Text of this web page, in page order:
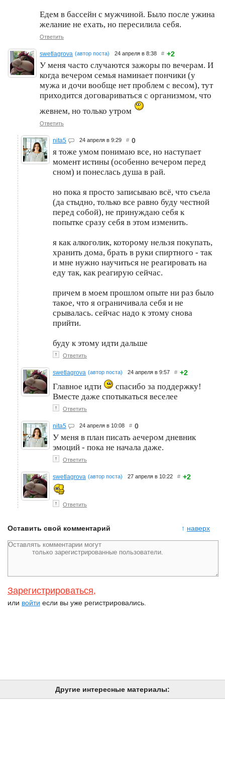
Едем в бассейн с мужчиной. Было после ужина
желание не ехать, но пересилила себя.
Ответить
swetlagrova (автор поста) 24 апреля в 8:38 # +2
У меня часто случаются зажоры по вечерам. И
когда вечером семья наминает пончики (у
мужа и дочи вообще нет проблем с весом), тут
приходится договариваться с организмом, что
жевнем, но только утром
Ответить
nita5 24 апреля в 9:29 # 0
я тоже умом понимаю все, но наступает
момент истины (особенно вечером перед
сном) и понеслась душа в рай.
но пока я просто записываю всё, что съела
(да стыдно, только все равно буду честной
перед собой), не принуждаю себя к
попытке сразу себя в этом изменить.
я как алкоголик, которому нельзя покупать,
хранить дома, брать в руки спиртного - так
и мне нужно научиться не реагировать на
еду так, как реагирую сейчас.
причем в моем прошлом опыте ни раз было
такое, что я ограничивала себя и не
срывалась. сейчас надо к этому снова
прийти.
буду к этому идти дальше
↑ Ответить
swetlagrova (автор поста) 24 апреля в 9:57 # +2
Главное идти
спасибо за поддержку!
Вместе даже спотыкаться веселее
↑ Ответить
nita5 24 апреля в 10:08 # 0
У меня в план писать аечером дневник
эмоций - пока не начала даже.
↑ Ответить
swetlagrova (автор поста) 27 апреля в 10:22 # +2
↑ Ответить
↑ наверх
Оставить свой комментарий
Зарегистрироваться,
или войти если вы уже регистрировались.
Другие интересные материалы: